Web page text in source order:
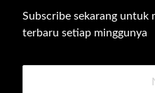
Subscribe sekarang untuk
terbaru setiap minggunya